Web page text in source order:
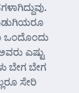
ಒಂದೊಂದು
ಎಷ್ಟು
ಬೇಗ ಬೇಗ
ಸೇರಿ